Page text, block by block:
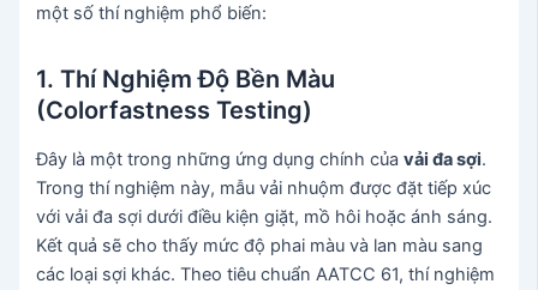
một số thí nghiệm phổ biến:
1. Thí Nghiệm Độ Bền Màu
(Colorfastness Testing)
Đây là một trong những ứng dụng chính củavải đa sợi.
Trong thí nghiệm này, mẫu vải nhuộm được đặt tiếp xúc
với vải đa sợi dưới điều kiện giặt, mồ hôi hoặc ánh sáng.
Kết quả sẽ cho thấy mức độ phai màu và lan màu sang
các loại sợi khác. Theo tiêu chuẩn AATCC 61, thí nghiệm